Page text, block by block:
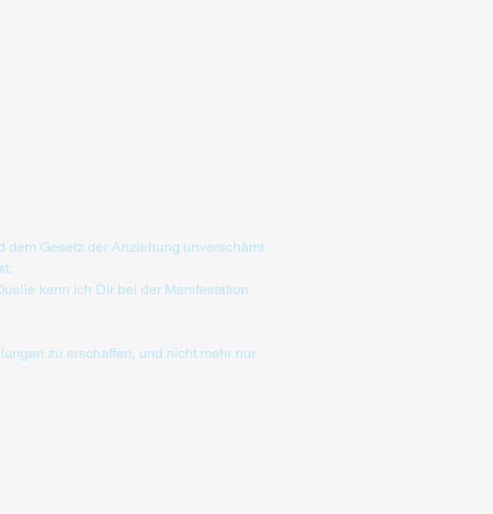
dem Gesetz der Anziehung unverschämt
kann ich Dir bei der Manifestation
zu erschaffen, und nicht mehr nur